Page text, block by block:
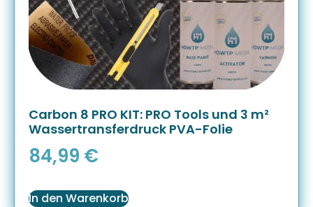
Carbon 8 PRO KIT: PRO Tools und 3 m²
Wassertransferdruck PVA-Folie
84,99 €
In den Warenkorb